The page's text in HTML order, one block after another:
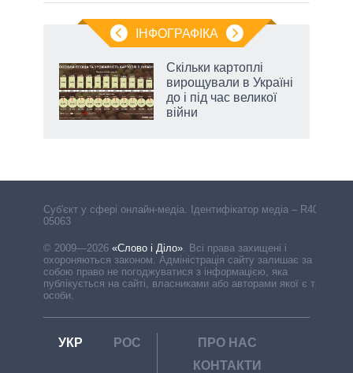
ІНФОГРАФІКА
Скільки картоплі
вирощували в Україні
до і під час великої
війни
Cуб'єкт у сфері онлайн-медіа. Ідентифікатор медіа – R40-
05063
© 2009—2026 «Слово і Діло». Всі права захищені і
охороняються законом. Адміністрація сайту залишає за
собою право не погоджуватися з інформацією, яка
публікується на сайті, власниками або авторами якої є треті
особи.
УКР РОС
ПРО НАС
КОНТАКТИ